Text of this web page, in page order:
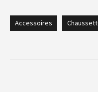
Accessoires